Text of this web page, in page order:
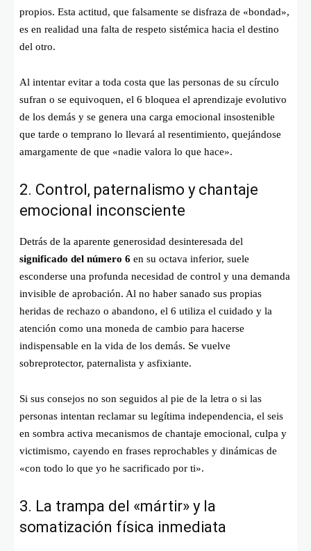
propios. Esta actitud, que falsamente se disfraza de «bondad»,
es en realidad una falta de respeto sistémica hacia el destino
del otro.
Al intentar evitar a toda costa que las personas de su círculo
sufran o se equivoquen, el 6 bloquea el aprendizaje evolutivo
de los demás y se genera una carga emocional insostenible
que tarde o temprano lo llevará al resentimiento, quejándose
amargamente de que «nadie valora lo que hace».
2. Control, paternalismo y chantaje
emocional inconsciente
Detrás de la aparente generosidad desinteresada del
significado del número 6 en su octava inferior, suele
esconderse una profunda necesidad de control y una demanda
invisible de aprobación. Al no haber sanado sus propias
heridas de rechazo o abandono, el 6 utiliza el cuidado y la
atención como una moneda de cambio para hacerse
indispensable en la vida de los demás. Se vuelve
sobreprotector, paternalista y asfixiante.
Si sus consejos no son seguidos al pie de la letra o si las
personas intentan reclamar su legítima independencia, el seis
en sombra activa mecanismos de chantaje emocional, culpa y
victimismo, cayendo en frases reprochables y dinámicas de
«con todo lo que yo he sacrificado por ti».
3. La trampa del «mártir» y la
somatización física inmediata